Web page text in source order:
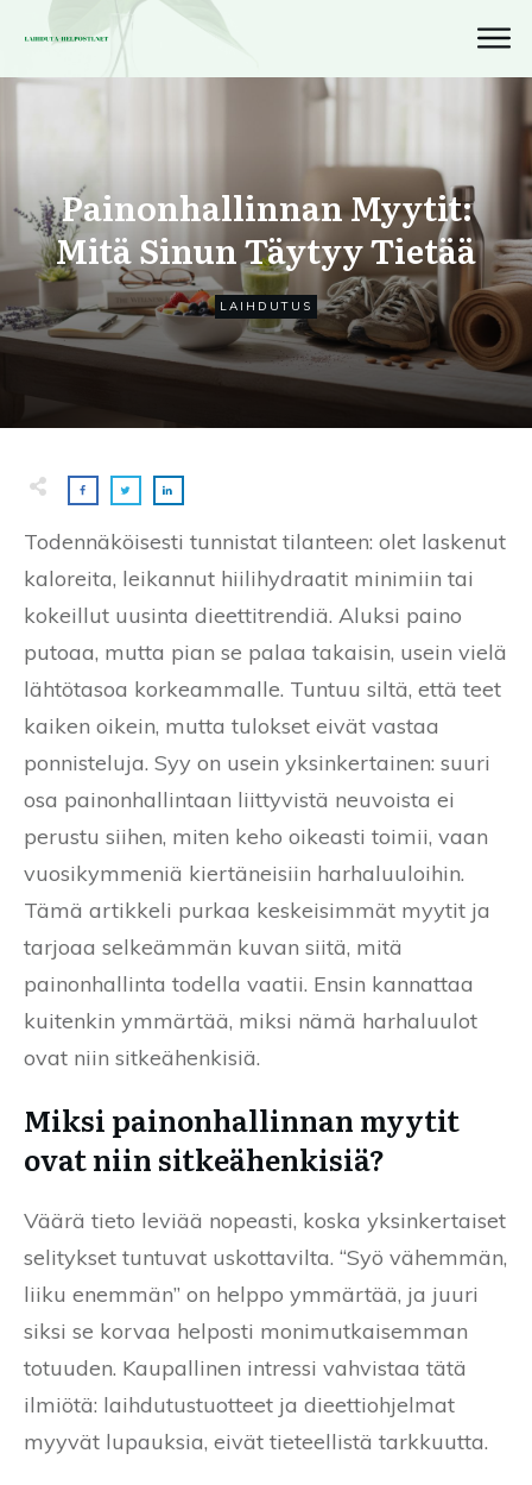
Painonhallinnan Myytit:
Mitä Sinun Täytyy Tietää
LAIHDUTUS
Todennäköisesti tunnistat tilanteen: olet laskenut
kaloreita, leikannut hiilihydraatit minimiin tai
kokeillut uusinta dieettitrendiä. Aluksi paino
putoaa, mutta pian se palaa takaisin, usein vielä
lähtötasoa korkeammalle. Tuntuu siltä, että teet
kaiken oikein, mutta tulokset eivät vastaa
ponnisteluja. Syy on usein yksinkertainen: suuri
osa painonhallintaan liittyvistä neuvoista ei
perustu siihen, miten keho oikeasti toimii, vaan
vuosikymmeniä kiertäneisiin harhaluuloihin.
Tämä artikkeli purkaa keskeisimmät myytit ja
tarjoaa selkeämmän kuvan siitä, mitä
painonhallinta todella vaatii. Ensin kannattaa
kuitenkin ymmärtää, miksi nämä harhaluulot
ovat niin sitkeähenkisiä.
Miksi painonhallinnan myytit
ovat niin sitkeähenkisiä?
Väärä tieto leviää nopeasti, koska yksinkertaiset
selitykset tuntuvat uskottavilta. “Syö vähemmän,
liiku enemmän” on helppo ymmärtää, ja juuri
siksi se korvaa helposti monimutkaisemman
totuuden. Kaupallinen intressi vahvistaa tätä
ilmiötä: laihdutustuotteet ja dieettiohjelmat
myyvät lupauksia, eivät tieteellistä tarkkuutta.